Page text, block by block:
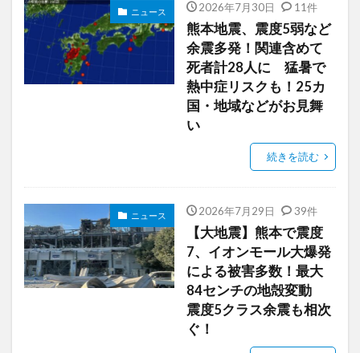
ニュース 2026年7月30日 11件
熊本地震、震度5弱など
余震多発！関連含めて
死者計28人に 猛暑で
熱中症リスクも！25カ
国・地域などがお見舞
い
続きを読む
ニュース 2026年7月29日 39件
【大地震】熊本で震度
7、イオンモール大爆発
による被害多数！最大
84センチの地殻変動
震度5クラス余震も相次
ぐ！